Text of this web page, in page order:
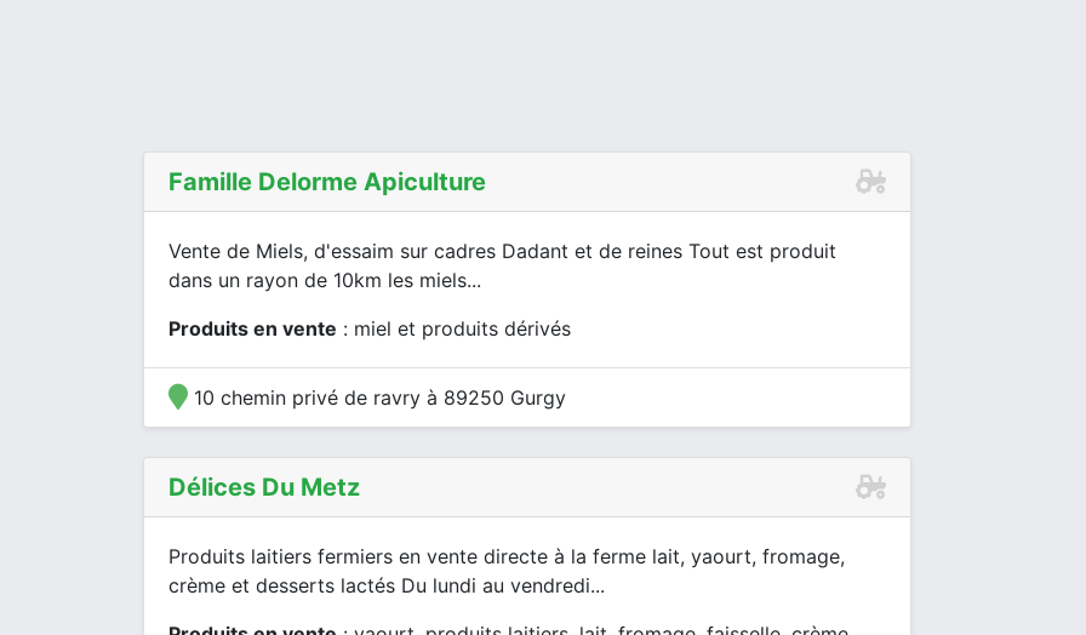
Famille Delorme Apiculture
Vente de Miels, d'essaim sur cadres Dadant et de reines Tout est produit
dans un rayon de 10km les miels...
Produits en vente : miel et produits dérivés
10 chemin privé de ravry à 89250 Gurgy
Délices Du Metz
Produits laitiers fermiers en vente directe à la ferme lait, yaourt, fromage,
crème et desserts lactés Du lundi au vendredi...